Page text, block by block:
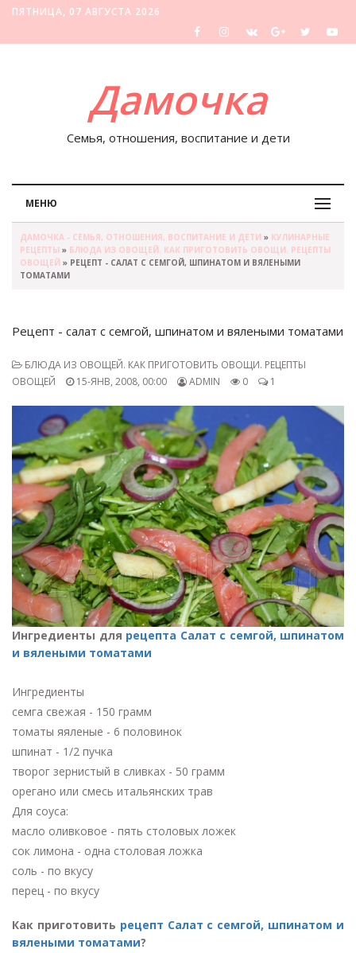
ПЯТНИЦА, 07 АВГУСТА 2026
Дамочка
Семья, отношения, воспитание и дети
МЕНЮ
ДАМОЧКА - СЕМЬЯ, ОТНОШЕНИЯ, ВОСПИТАНИЕ И ДЕТИ » КУЛИНАРНЫЕ
РЕЦЕПТЫ » БЛЮДА ИЗ ОВОЩЕЙ. КАК ПРИГОТОВИТЬ ОВОЩИ. РЕЦЕПТЫ
ОВОЩЕЙ » РЕЦЕПТ - САЛАТ С СЕМГОЙ, ШПИНАТОМ И ВЯЛЕНЫМИ
ТОМАТАМИ
Рецепт - салат с семгой, шпинатом и вялеными томатами
БЛЮДА ИЗ ОВОЩЕЙ. КАК ПРИГОТОВИТЬ ОВОЩИ. РЕЦЕПТЫ
ОВОЩЕЙ
15-ЯНВ, 2008, 00:00 ADMIN 0 1
Ингредиенты для рецепта Салат с семгой, шпинатом
и вялеными томатами
Ингредиенты
семга свежая - 150 грамм
томаты яяленые - 6 половинок
шпинат - 1/2 пучка
творог зернистый в сливках - 50 грамм
орегано или смесь итальянских трав
Для соуса:
масло оливковое - пять столовых ложек
сок лимона - одна столовая ложка
соль - по вкусу
перец - по вкусу
Как приготовить рецепт Салат с семгой, шпинатом и
вялеными томатами?